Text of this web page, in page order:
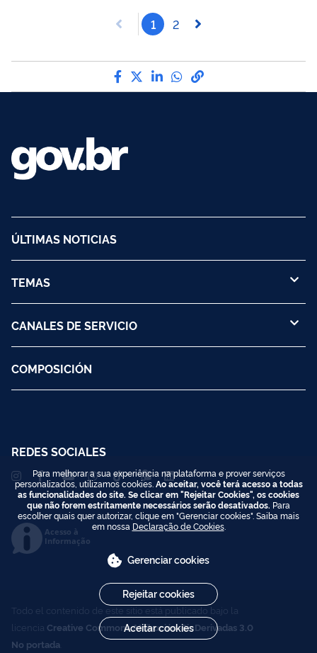
1 2
Compártelo por Facebook
Compártelo por Twitter
Compártelo por LinkedIn
Compártelo por
Enlace para Copy
ÚLTIMAS NOTICIAS
TEMAS
CANALES DE SERVICIO
COMPOSICIÓN
REDES SOCIALES
Acesso à
Informação
Todo el contenido de este sitio está publicado bajo la
licencia Creative Commons Atribución-SinDerivadas 3.0
No portada
Para melhorar a sua experiência na plataforma e prover serviços
personalizados, utilizamos cookies. Ao aceitar, você terá acesso a todas
as funcionalidades do site. Se clicar em "Rejeitar Cookies", os cookies
que não forem estritamente necessários serão desativados. Para
escolher quais quer autorizar, clique em "Gerenciar cookies". Saiba mais
em nossa Declaração de Cookies.
Gerenciar cookies
Rejeitar cookies
Aceitar cookies